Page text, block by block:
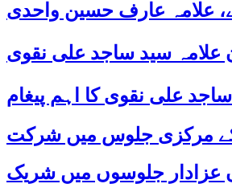
علامہ عارف حسین واحدی
علامہ سید ساجد علی نقوی
کے مرکزی جلوس میں شرکت